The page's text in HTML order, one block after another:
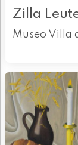
Zilla
Museo Villa